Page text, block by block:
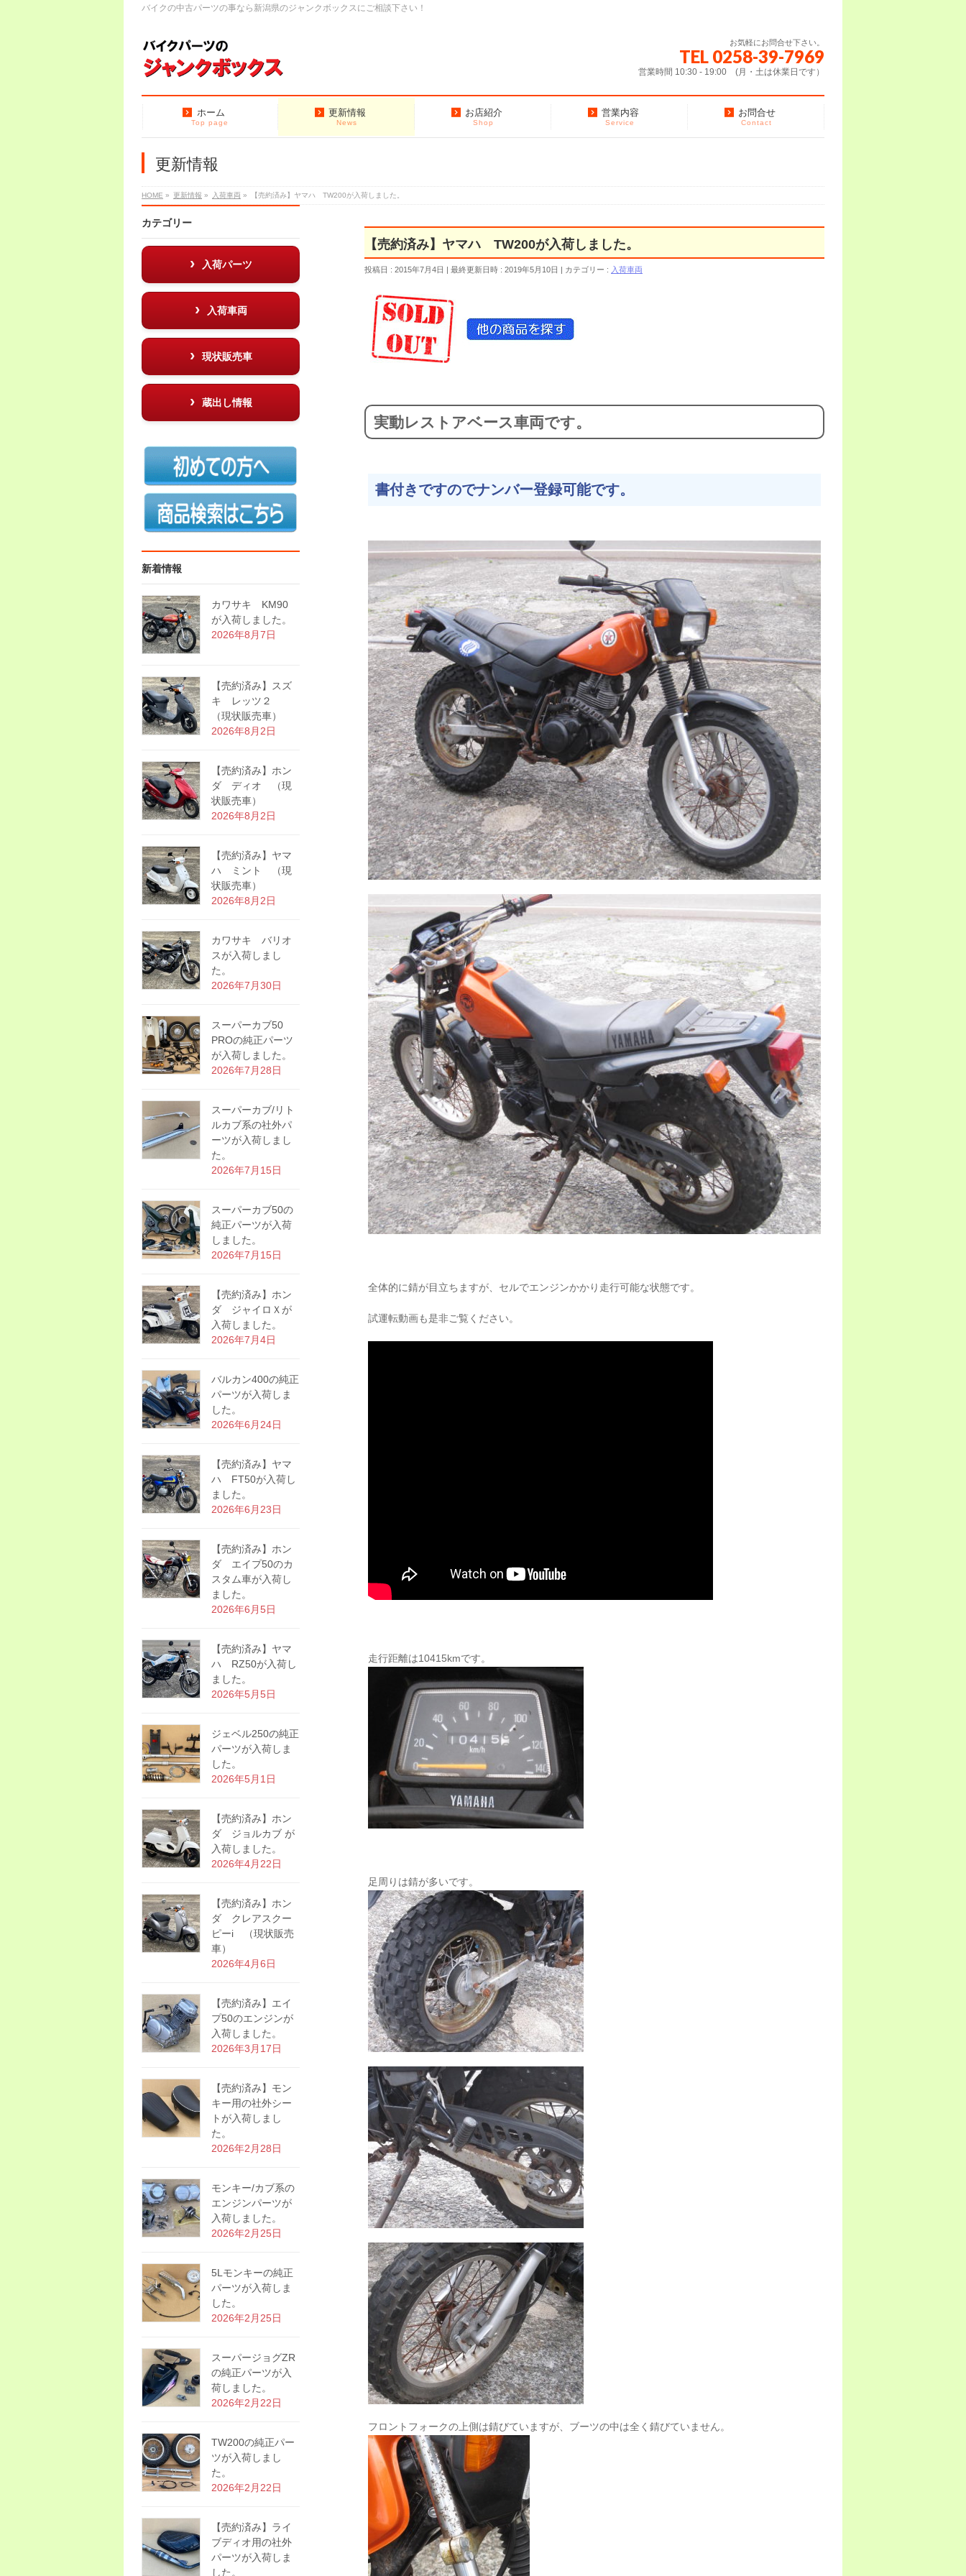
バイクの中古パーツの事なら新潟県のジャンクボックスにご相談下さい！
お気軽にお問合せ下さい。
TEL 0258-39-7969
営業時間 10:30 - 19:00 (月・土は休業日です）
ホーム
Top page
更新情報
News
お店紹介
Shop
営業内容
Service
お問合せ
Contact
更新情報
HOME » 更新情報 » 入荷車両 » 【売約済み】ヤマハ TW200が入荷しました。
【売約済み】ヤマハ TW200が入荷しました。
投稿日 : 2015年7月4日 最終更新日時 : 2019年5月10日 カテゴリー : 入荷車両
実動レストアベース車両です。
書付きですのでナンバー登録可能です。
全体的に錆が目立ちますが、セルでエンジンかかり走行可能な状態です。
試運転動画も是非ご覧ください。
走行距離は10415kmです。
足周りは錆が多いです。
フロントフォークの上側は錆びていますが、ブーツの中は全く錆びていません。
カテゴリー
入荷パーツ
入荷車両
現状販売車
蔵出し情報
新着情報
カワサキ KM90
が入荷しました。
2026年8月7日
【売約済み】スズ
キ レッツ２
（現状販売車）
2026年8月2日
【売約済み】ホン
ダ ディオ （現
状販売車）
2026年8月2日
【売約済み】ヤマ
ハ ミント （現
状販売車）
2026年8月2日
カワサキ バリオ
スが入荷しまし
た。
2026年7月30日
スーパーカブ50
PROの純正パーツ
が入荷しました。
2026年7月28日
スーパーカブ/リト
ルカブ系の社外パ
ーツが入荷しまし
た。
2026年7月15日
スーパーカブ50の
純正パーツが入荷
しました。
2026年7月15日
【売約済み】ホン
ダ ジャイロＸが
入荷しました。
2026年7月4日
バルカン400の純正
パーツが入荷しま
した。
2026年6月24日
【売約済み】ヤマ
ハ FT50が入荷し
ました。
2026年6月23日
【売約済み】ホン
ダ エイプ50のカ
スタム車が入荷し
ました。
2026年6月5日
【売約済み】ヤマ
ハ RZ50が入荷し
ました。
2026年5月5日
ジェベル250の純正
パーツが入荷しま
した。
2026年5月1日
【売約済み】ホン
ダ ジョルカブ が
入荷しました。
2026年4月22日
【売約済み】ホン
ダ クレアスクー
ピーi （現状販売
車）
2026年4月6日
【売約済み】エイ
プ50のエンジンが
入荷しました。
2026年3月17日
【売約済み】モン
キー用の社外シー
トが入荷しまし
た。
2026年2月28日
モンキー/カブ系の
エンジンパーツが
入荷しました。
2026年2月25日
5Lモンキーの純正
パーツが入荷しま
した。
2026年2月25日
スーパージョグZR
の純正パーツが入
荷しました。
2026年2月22日
TW200の純正パー
ツが入荷しまし
た。
2026年2月22日
【売約済み】ライ
ブディオ用の社外
パーツが入荷しま
した。